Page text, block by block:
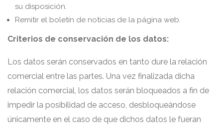
su disposición.
Remitir el boletín de noticias de la página web.
Criterios de conservación de los datos:
Los datos serán conservados en tanto dure la relación
comercial entre las partes. Una vez finalizada dicha
relación comercial, los datos serán bloqueados a fin de
impedir la posibilidad de acceso, desbloqueándose
únicamente en el caso de que dichos datos le fueran